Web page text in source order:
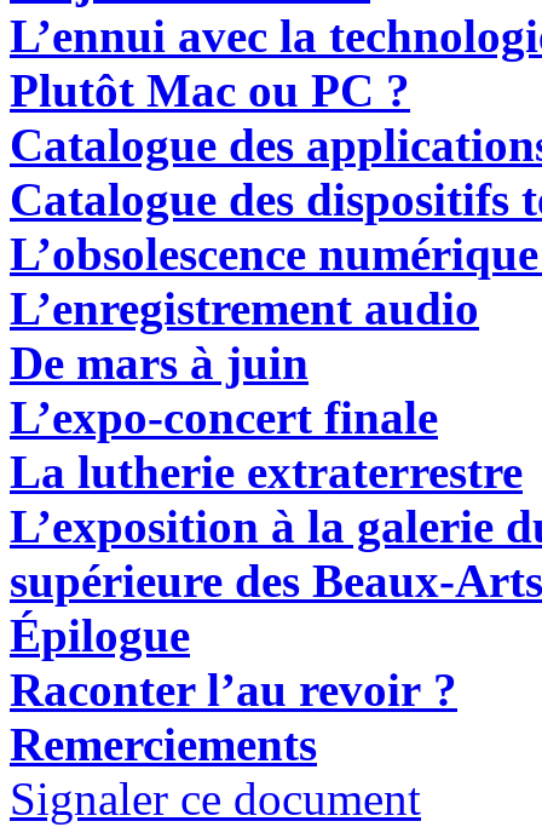
L’ennui avec la
Plutôt Mac ou PC ?
Catalogue des
Catalogue des dispositifs
L’obsolescence
L’enregistrement audio
De mars à juin
L’expo-concert finale
La lutherie extraterrestre
L’exposition à la galerie
supérieure des Beaux-
Épilogue
Raconter l’au revoir ?
Remerciements
Signaler ce document